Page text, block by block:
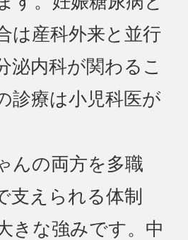
は産科外来と並行
泌内科が関わるこ
診療は小児科医が
んの両方を多職
支えられる体制
きな強みです。中